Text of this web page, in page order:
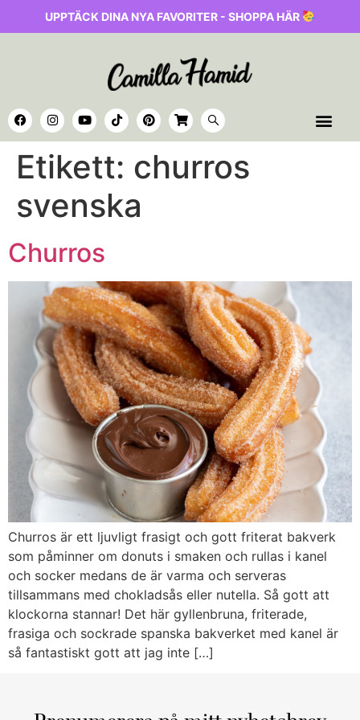
UPPTÄCK DINA NYA FAVORITER - SHOPPA HÄR
Etikett: churros
svenska
Churros
Churros är ett ljuvligt frasigt och gott friterat bakverk
som påminner om donuts i smaken och rullas i kanel
och socker medans de är varma och serveras
tillsammans med chokladsås eller nutella. Så gott att
klockorna stannar! Det här gyllenbruna, friterade,
frasiga och sockrade spanska bakverket med kanel är
så fantastiskt gott att jag inte […]